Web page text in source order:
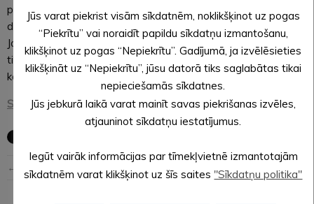
pieredzes stāstu par brīvprātīgo ugunsdzēsēju brigāžu
darbību no Valmieras novadā.
Ja nebija iespēja piedalīties klātienē vai vērot konferences
tiešraidi Facebook, piedāvājam iespēju noskatīties
konferences video ierakstu.
SKATIES VIDEO IERAKSTU ŠEIT
← Iepriekšējā ziņa
Jūs varat piekrist visām sīkdatnēm, noklikšķinot uz pogas
“Piekrītu” vai noraidīt papildu sīkdatņu izmantošanu,
klikšķinot uz pogas “Nepiekrītu”. Gadījumā, ja izvēlēsieties
klikšķināt uz “Nepiekrītu”, jūsu datorā tiks saglabātas tikai
nepieciešamās sīkdatnes.
Jūs jebkurā laikā varat mainīt savas piekrišanas izvēles,
atjauninot sīkdatņu iestatījumus.
Iegūt vairāk informācijas par tīmekļvietnē izmantotajām
sīkdatnēm varat klikšķinot uz šīs saites "Sīkdatņu politika"